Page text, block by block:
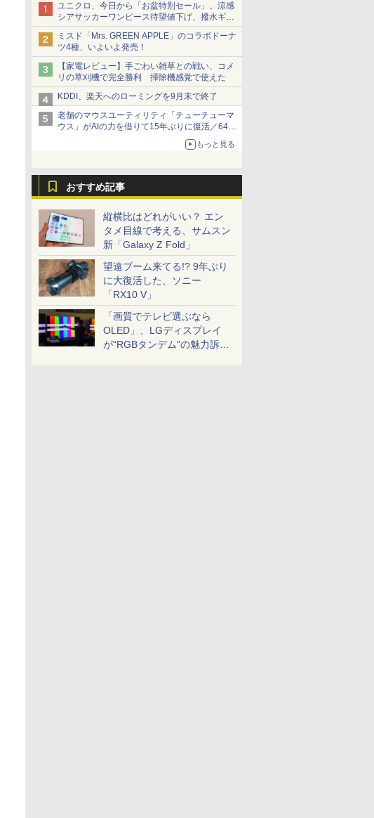
ユニクロ、今日から「お盆特別セール」。涼感
シアサッカーワンピース待望値下げ、撥水ギア
ショーツは1990円に
ミスド「Mrs. GREEN APPLE」のコラボドーナ
ツ4種、いよいよ発売！
【家電レビュー】手ごわい雑草との戦い、コメ
リの草刈機で完全勝利 掃除機感覚で使えた
KDDI、楽天へのローミングを9月末で終了
老舗のマウスユーティリティ「チューチューマ
ウス」がAIの力を借りて15年ぶりに復活／64bit
化、Windows 10/11、「Chrome」も走り回
る。復活記念で2026年末まで500円
もっと見る
おすすめ記事
縦横比はどれがいい？ エン
タメ目線で考える、サムスン
新「Galaxy Z Fold」
望遠ブーム来てる!? 9年ぶり
に大復活した、ソニー
「RX10 V」
「画質でテレビ選ぶなら
OLED」、LGディスプレイ
が“RGBタンデム”の魅力訴